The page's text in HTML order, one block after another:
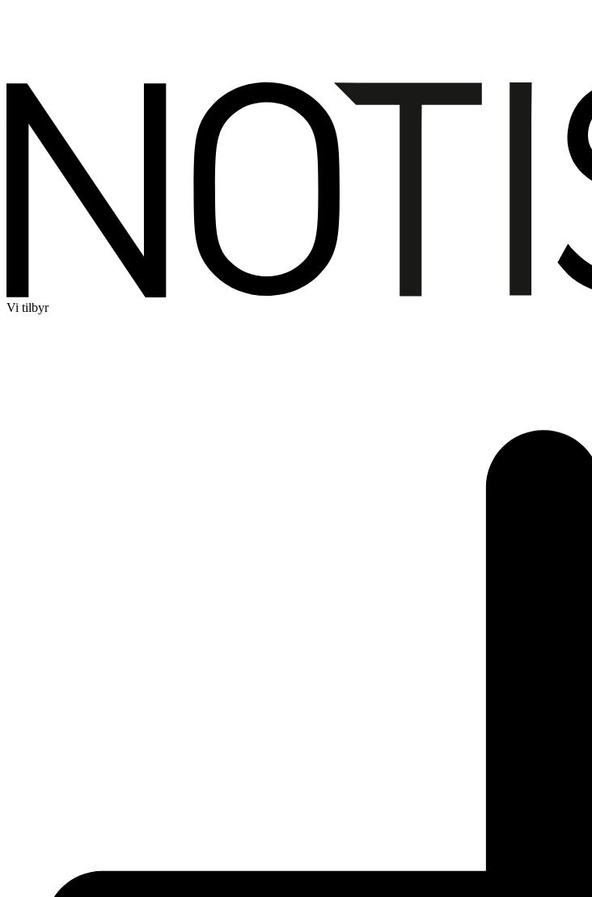
Vi tilbyr